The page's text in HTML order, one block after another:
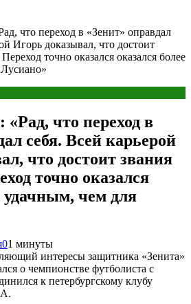
что переход в «Зенит» оправдал
Игорь доказывал, что достоит
точно оказался оказался более
«Рад, что переход в
себя. Всей карьерой
что достоит звания
точно оказался
удачным, чем для
01 минуты
интересы защитника «Зенита»
о чемпионстве футболиста с
к петербургскому клубу